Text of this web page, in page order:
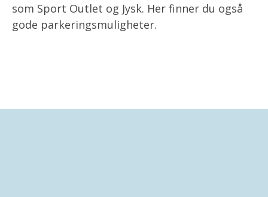
som Sport Outlet og Jysk. Her finner du også
gode parkeringsmuligheter.